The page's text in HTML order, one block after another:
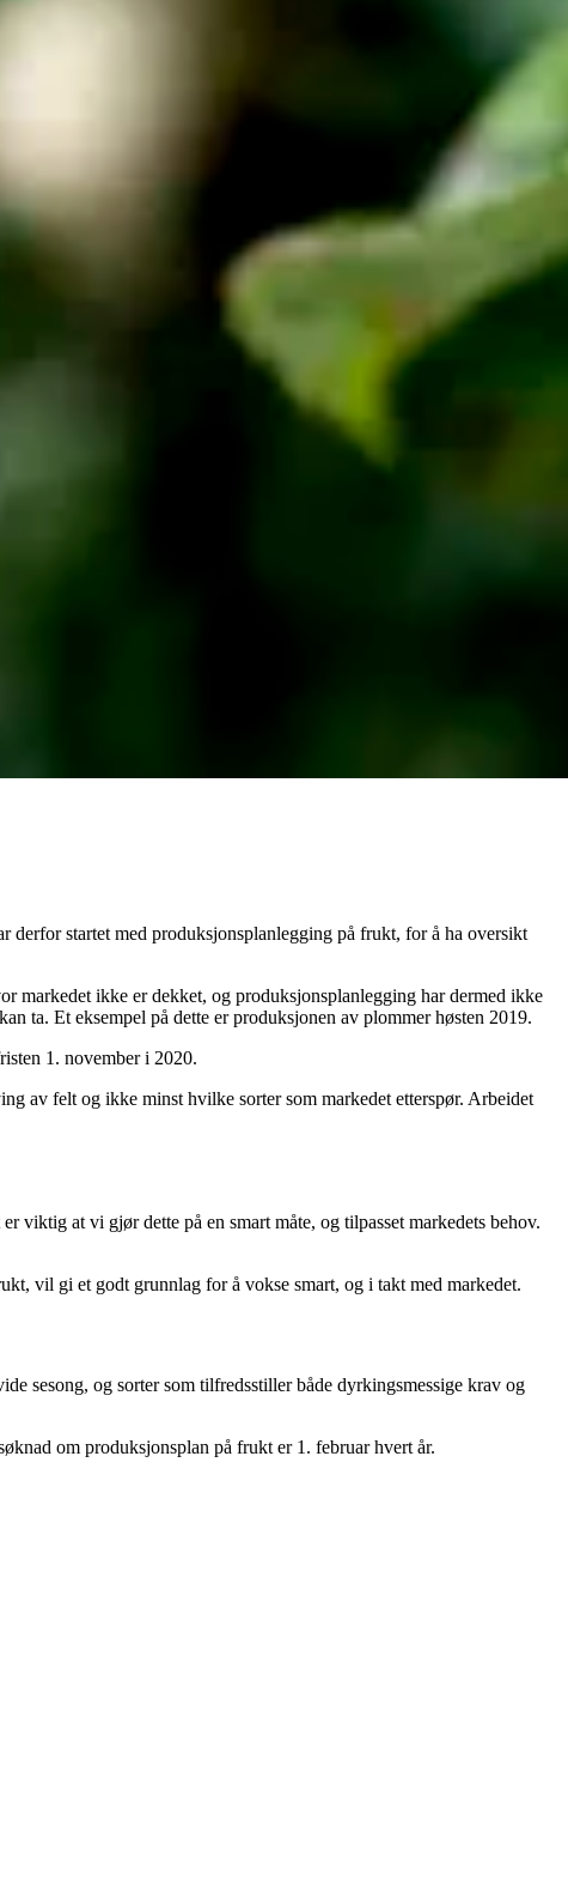
derfor startet med produksjonsplanlegging på frukt, for å ha oversikt
markedet ikke er dekket, og produksjonsplanlegging har dermed ikke
ta. Et eksempel på dette er produksjonen av plommer høsten 2019.
1. november i 2020.
av felt og ikke minst hvilke sorter som markedet etterspør. Arbeidet
at vi gjør dette på en smart måte, og tilpasset markedets behov.
vil gi et godt grunnlag for å vokse smart, og i takt med markedet.
sesong, og sorter som tilfredsstiller både dyrkingsmessige krav og
om produksjonsplan på frukt er 1. februar hvert år.